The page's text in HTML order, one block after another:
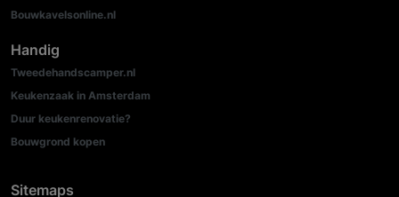
Bouwkavelsonline.nl
Handig
Tweedehandscamper.nl
Keukenzaak in Amsterdam
Duur keukenrenovatie?
Bouwgrond kopen
Sitemaps